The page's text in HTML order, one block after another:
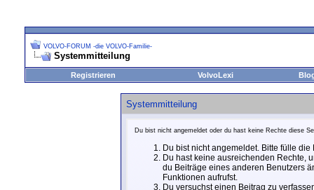
VOLVO-FORUM -die VOLVO-Familie-
Systemmitteilung
Registrieren VolvoLexi
Systemmitteilung
Du bist nicht angemeldet oder du hast keine Rechte diese
Du bist nicht angemeldet. Bitte fülle
Du hast keine ausreichenden Rechte,
du Beiträge eines anderen Benutzers
Funktionen aufrufst.
Du versuchst einen Beitrag zu